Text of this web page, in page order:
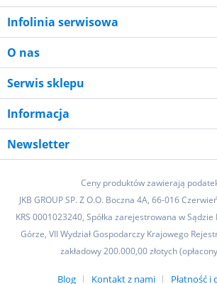
Infolinia serwisowa
O nas
Serwis sklepu
Informacja
Newsletter
Ceny produktów zawierają
JKB GROUP SP. Z O.O. Boczna 4A, 66-016
KRS 0001023240, Spółka zarejestrowana w
Górze, VII Wydział Gospodarczy Krajowego
zakładowy 200.000,00 złotych
Blog Kontakt z nami Płatność i